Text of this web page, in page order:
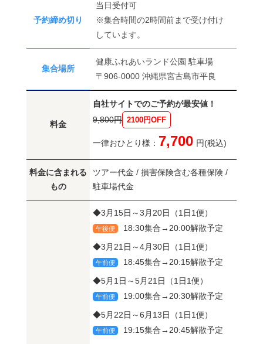
予約締め切り
当日受付可
※集合時間の2時間前まで受け付け
しています。
集合場所
健康ふれあいランド公園 駐車場
〒906-0000 沖縄県宮古島市平良
料金
自社サイトでのご予約が最安値！
9,800円 2100円OFF
一律おひとり様： 7,700 円(税込)
料金に含まれる
もの
ツアー代金 / 損害保険含む各種保険 /
駐車場代金
◆3月15日～3月20日（1日1便）
午後便 18:30集合→20:00解散予定
◆3月21日～4月30日（1日1便）
午前便 18:45集合→20:15解散予定
◆5月1日～5月21日（1日1便）
午前便 19:00集合→20:30解散予定
◆5月22日～6月13日（1日1便）
午前便 19:15集合→20:45解散予定